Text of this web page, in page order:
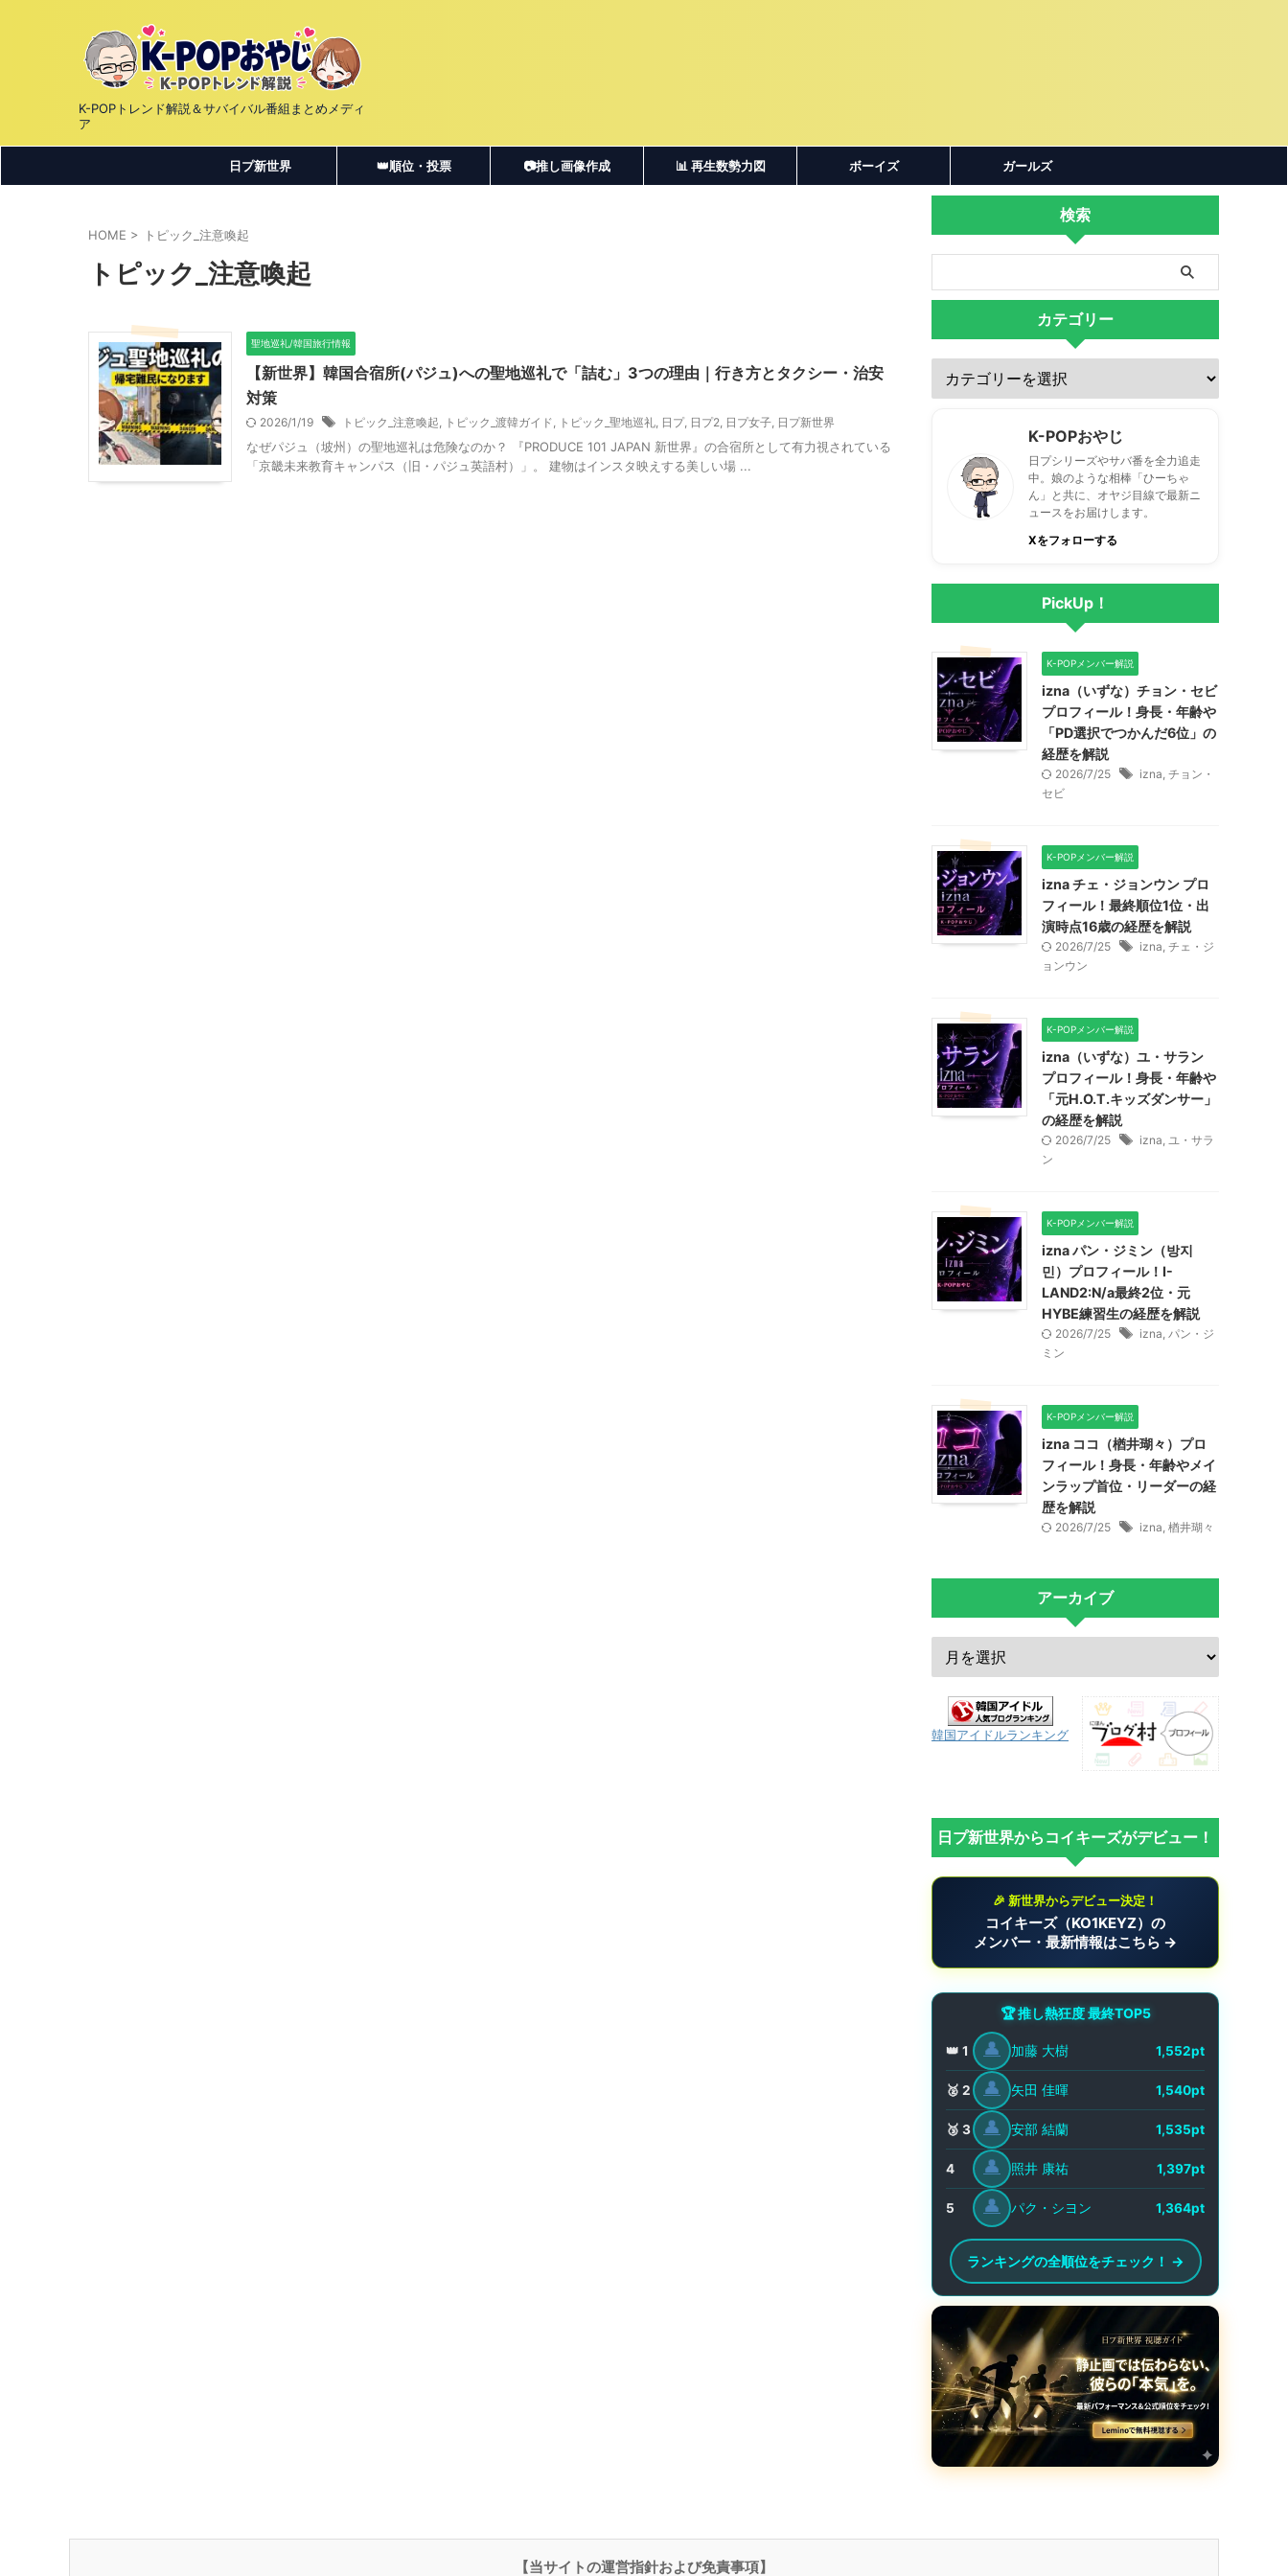
K-POPトレンド解説＆サバイバル番組まとめメディ
ア
日プ新世界 👑順位・投票 📷推し画像作成 📊 再生数勢力図 ボーイズ ガールズ
HOME > トピック_注意喚起
トピック_注意喚起
聖地巡礼/韓国旅行情報
【新世界】韓国合宿所(パジュ)への聖地巡礼で「詰む」3つの理由｜行き方とタクシー・治安
対策
2026/1/19 トピック_注意喚起, トピック_渡韓ガイド, トピック_聖地巡礼, 日プ, 日プ2, 日プ女子, 日プ新世界
なぜパジュ（坡州）の聖地巡礼は危険なのか？ 『PRODUCE 101 JAPAN 新世界』の合宿所として有力視されている
「京畿未来教育キャンパス（旧・パジュ英語村）」。 建物はインスタ映えする美しい場 ...
検索
カテゴリー
K-POPおやじ
日プシリーズやサバ番を全力追走
中。娘のような相棒「ひーちゃ
ん」と共に、オヤジ目線で最新ニ
ュースをお届けします。
Xをフォローする
PickUp！
K-POPメンバー解説
izna（いずな）チョン・セビ
プロフィール！身長・年齢や
「PD選択でつかんだ6位」の
経歴を解説
2026/7/25 izna, チョン・
セビ
K-POPメンバー解説
izna チェ・ジョンウン プロ
フィール！最終順位1位・出
演時点16歳の経歴を解説
2026/7/25 izna, チェ・ジ
ョンウン
K-POPメンバー解説
izna（いずな）ユ・サラン
プロフィール！身長・年齢や
「元H.O.T.キッズダンサー」
の経歴を解説
2026/7/25 izna, ユ・サラ
ン
K-POPメンバー解説
izna パン・ジミン（방지
민）プロフィール！I-
LAND2:N/a最終2位・元
HYBE練習生の経歴を解説
2026/7/25 izna, パン・ジ
ミン
K-POPメンバー解説
izna ココ（楢井瑚々）プロ
フィール！身長・年齢やメイ
ンラップ首位・リーダーの経
歴を解説
2026/7/25 izna, 楢井瑚々
アーカイブ
韓国アイドルランキング
日プ新世界からコイキーズがデビュー！
🎉 新世界からデビュー決定！
コイキーズ（KO1KEYZ）の
メンバー・最新情報はこちら →
🏆 推し熱狂度 最終TOP5
👑 1 👤 加藤 大樹 1,552pt
🥈 2 👤 矢田 佳暉 1,540pt
🥉 3 👤 安部 結蘭 1,535pt
4 👤 照井 康祐 1,397pt
5 👤 パク・シヨン 1,364pt
ランキングの全順位をチェック！ →
【当サイトの運営指針および免責事項】